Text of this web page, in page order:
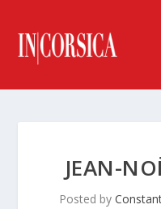
JEAN-
Posted by